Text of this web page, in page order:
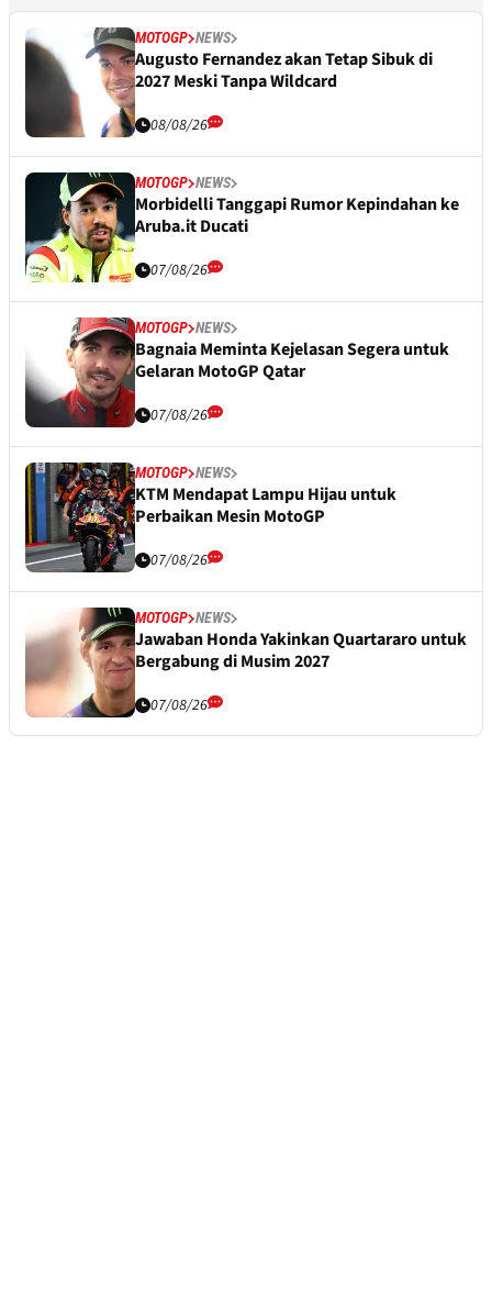
MOTOGP NEWS
Augusto Fernandez akan Tetap Sibuk di
2027 Meski Tanpa Wildcard
08/08/26
MOTOGP NEWS
Morbidelli Tanggapi Rumor Kepindahan ke
Aruba.it Ducati
07/08/26
MOTOGP NEWS
Bagnaia Meminta Kejelasan Segera untuk
Gelaran MotoGP Qatar
07/08/26
MOTOGP NEWS
KTM Mendapat Lampu Hijau untuk
Perbaikan Mesin MotoGP
07/08/26
MOTOGP NEWS
Jawaban Honda Yakinkan Quartararo untuk
Bergabung di Musim 2027
07/08/26